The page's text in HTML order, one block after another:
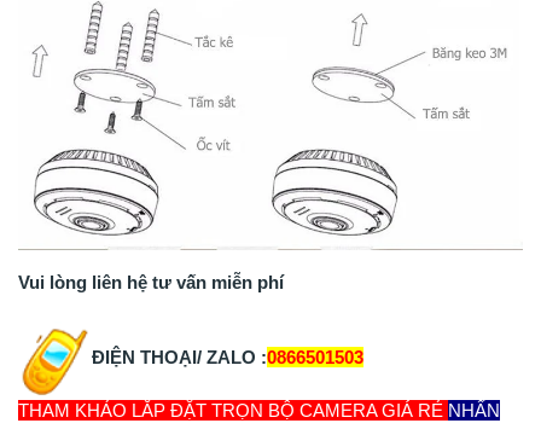
Vui lòng liên hệ tư vấn miễn phí
ĐIỆN THOẠI/ ZALO :0866501503
THAM KHẢO LẮP ĐẶT TRỌN BỘ CAMERA GIÁ RẺ NHẤN